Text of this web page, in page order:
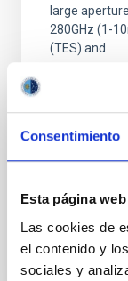
Consentimiento
Esta página
Las cookies de
el contenido y
sociales y
large
280GHz (1-
(TES) and
Imperial
Aula
Anteriores
VÍDEO